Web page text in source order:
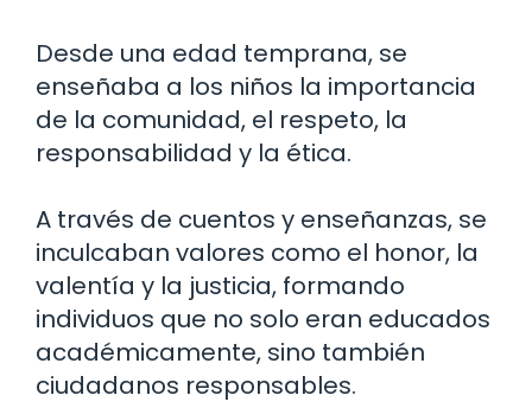
Desde una edad temprana, se
enseñaba a los niños la importancia
de la comunidad, el respeto, la
responsabilidad y la ética.
A través de cuentos y enseñanzas, se
inculcaban valores como el honor, la
valentía y la justicia, formando
individuos que no solo eran educados
académicamente, sino también
ciudadanos responsables.